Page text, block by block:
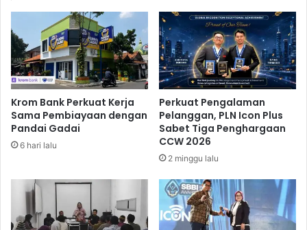
R
a
w
a
S
i
n
g
k
l
a
m
B
B
I
M
n
r
u
Krom Bank Perkuat Kerja
Sama Pembiayaan dengan
Pandai Gadai
6 hari lalu
Perkuat Pengalaman
Pelanggan, PLN Icon Plus
Sabet Tiga Penghargaan
CCW 2026
2 minggu lalu